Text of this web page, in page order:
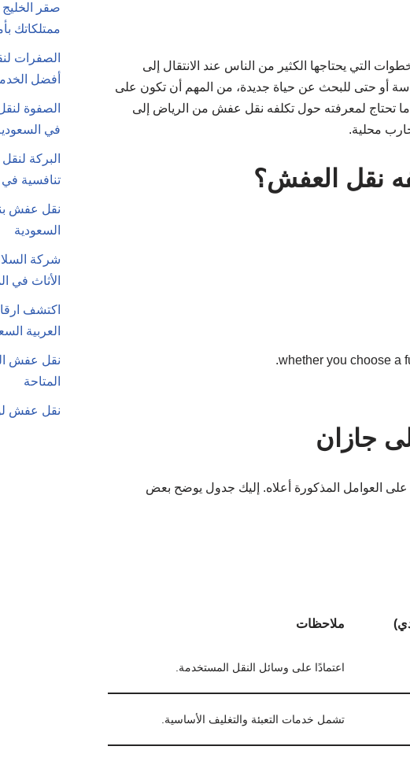
التي يحتاجها الكثير من الناس عند الانتقال إلى
أو حتى للبحث عن حياة جديدة، من المهم أن تكون على
ما تحتاج لمعرفته حول تكلفه نقل عفش من الرياض إلى
محلية.
نقل العفش؟
جازان
1500 إلى 4000 ريال سعودي بناءً على العوامل المذكورة أعلاه. إليك جدول يوضح بعض
ملاحظات
اعتمادًا على وسائل النقل المستخدمة.
تشمل خدمات التعبئة والتغليف الأساسية.
صقر الخليج
ممتلكاتك
الصفرات
أفضل
الصفوة
في
البركة
تنافسية في
نقل عفش
السعودية
شركة
الأثاث في
اكتشف
العربية
نقل عفش
المتاحة
نقل عفش